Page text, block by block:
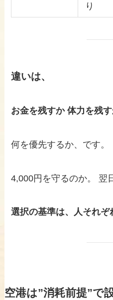
り
違いは、
お金を残すか 体力を残
何を優先するか、です。
4,000円を守るのか。 翌
選択の基準は、人それぞ
空港は”消耗前提”で